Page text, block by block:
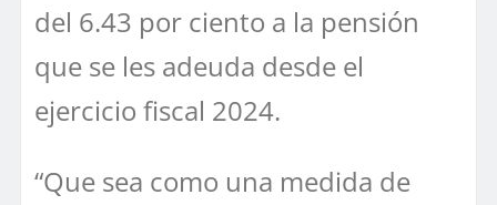
del 6.43 por ciento a la pensión
que se les adeuda desde el
ejercicio fiscal 2024.
“Que sea como una medida de